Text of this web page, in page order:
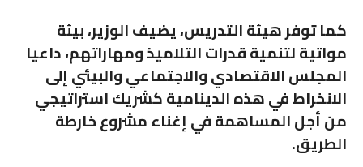
كما توفر هيئة التدريس، يضيف الوزير، بيئة
مواتية لتنمية قدرات التلاميذ ومهاراتهم، داعيا
المجلس الاقتصادي والاجتماعي والبيئي إلى
الانخراط في هذه الدينامية كشريك استراتيجي
من أجل المساهمة في إغناء مشروع خارطة
الطريق.